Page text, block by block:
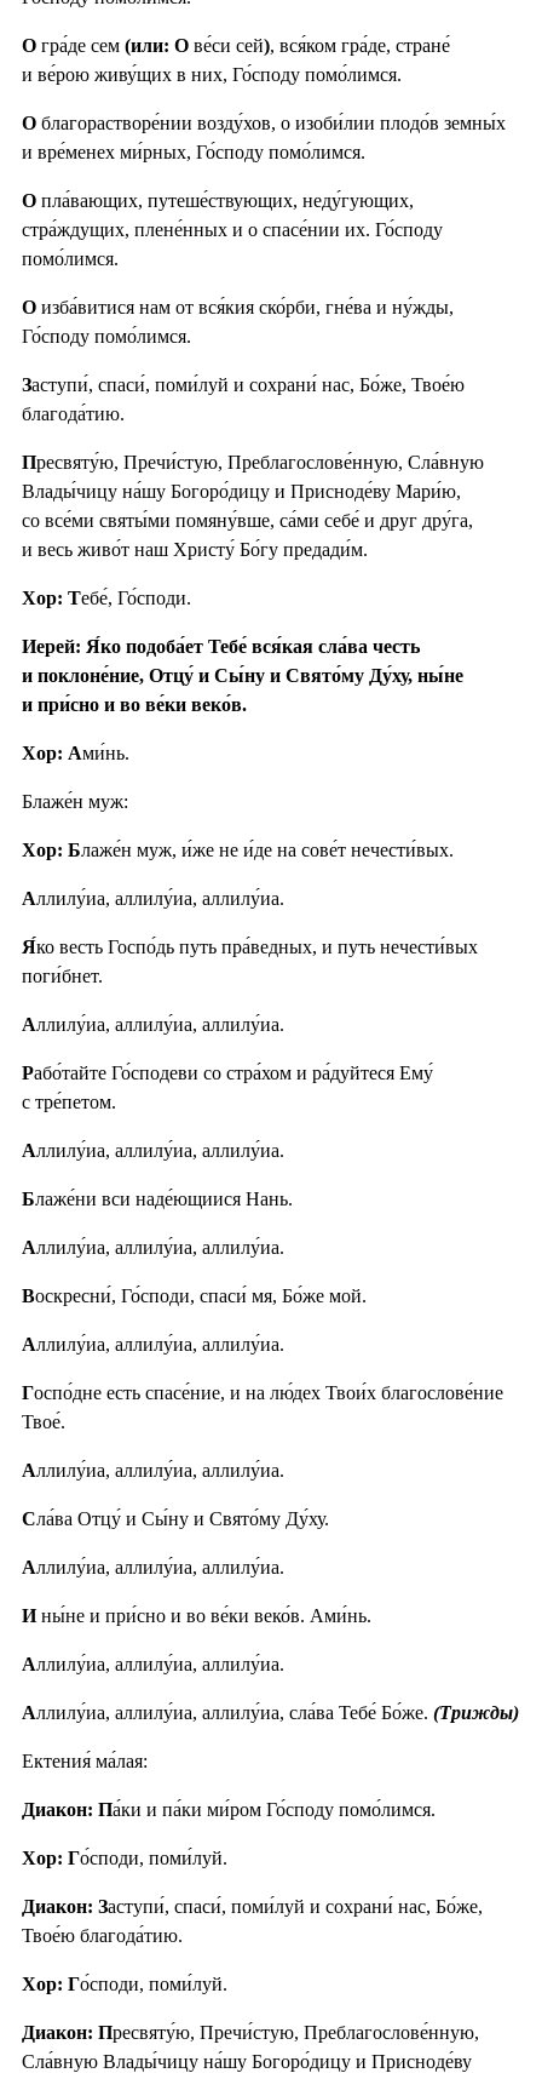
О гра́де сем (или: О ве́си сей), вся́ком гра́де, стране́
и ве́рою живу́щих в них, Го́споду помо́лимся.
О благорастворе́нии возду́хов, о изоби́лии плодо́в земны́х
и вре́менех ми́рных, Го́споду помо́лимся.
О пла́вающих, путеше́ствующих, неду́гующих,
стра́ждущих, плене́нных и о спасе́нии их. Го́споду
помо́лимся.
О изба́витися нам от вся́кия ско́рби, гне́ва и ну́жды,
Го́споду помо́лимся.
Заступи́, спаси́, поми́луй и сохрани́ нас, Бо́же, Твое́ю
благода́тию.
Пресвяту́ю, Пречи́стую, Преблагослове́нную, Сла́вную
Влады́чицу на́шу Богоро́дицу и Присноде́ву Мари́ю,
со все́ми святы́ми помяну́вше, са́ми себе́ и друг дру́га,
и весь живо́т наш Христу́ Бо́гу предади́м.
Хор: Тебе́, Го́споди.
Иерей: Я́ко подоба́ет Тебе́ вся́кая сла́ва честь
и поклоне́ние, Отцу́ и Сы́ну и Свято́му Ду́ху, ны́не
и при́сно и во ве́ки веко́в.
Хор: Ами́нь.
Блаже́н муж:
Хор: Блаже́н муж, и́же не и́де на сове́т нечести́вых.
Аллилу́иа, аллилу́иа, аллилу́иа.
Я́ко весть Госпо́дь путь пра́ведных, и путь нечести́вых
поги́бнет.
Аллилу́иа, аллилу́иа, аллилу́иа.
Рабо́тайте Го́сподеви со стра́хом и ра́дуйтеся Ему́
с тре́петом.
Аллилу́иа, аллилу́иа, аллилу́иа.
Блаже́ни вси наде́ющиися Нань.
Аллилу́иа, аллилу́иа, аллилу́иа.
Воскресни́, Го́споди, спаси́ мя, Бо́же мой.
Аллилу́иа, аллилу́иа, аллилу́иа.
Госпо́дне есть спасе́ние, и на лю́дех Твои́х благослове́ние
Твое́.
Аллилу́иа, аллилу́иа, аллилу́иа.
Сла́ва Отцу́ и Сы́ну и Свято́му Ду́ху.
Аллилу́иа, аллилу́иа, аллилу́иа.
Ины́не и при́сно и во ве́ки веко́в. Ами́нь.
Аллилу́иа, аллилу́иа, аллилу́иа.
Аллилу́иа, аллилу́иа, аллилу́иа, сла́ва Тебе́ Бо́же. (Трижды)
Ектения́ ма́лая:
Диакон: Па́ки и па́ки ми́ром Го́споду помо́лимся.
Хор: Го́споди, поми́луй.
Диакон: Заступи́, спаси́, поми́луй и сохрани́ нас, Бо́же,
Твое́ю благода́тию.
Хор: Го́споди, поми́луй.
Диакон: Пресвяту́ю, Пречи́стую, Преблагослове́нную,
Сла́вную Влады́чицу на́шу Богоро́дицу и Присноде́ву